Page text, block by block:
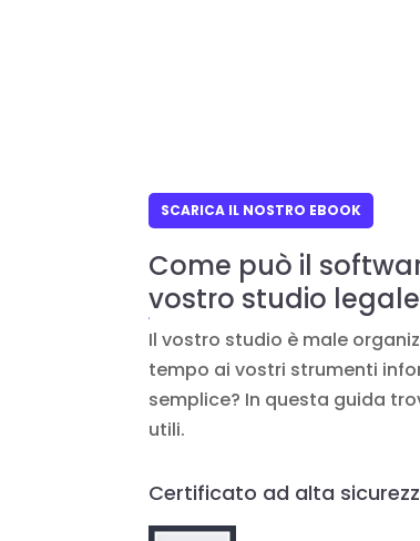
SCARICA IL NOSTRO EBOOK
Come può il
vostro studio
Il vostro studio è male
tempo ai vostri strumenti
semplice? In questa guida
utili.
Certificato ad alta